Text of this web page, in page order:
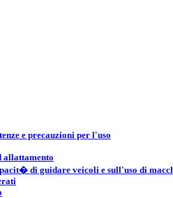
e precauzioni per l'uso
allattamento
di guidare veicoli e sull'uso di